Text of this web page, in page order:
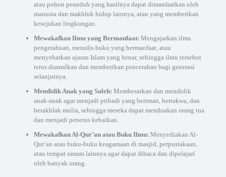
atau pohon peneduh yang hasilnya dapat dimanfaatkan oleh
manusia dan makhluk hidup lainnya, atau yang memberikan
kesejukan lingkungan.
Mewakafkan Ilmu yang Bermanfaat: Mengajarkan ilmu
pengetahuan, menulis buku yang bermanfaat, atau
menyebarkan ajaran Islam yang benar, sehingga ilmu tersebut
terus diamalkan dan memberikan pencerahan bagi generasi
selanjutnya.
Mendidik Anak yang Saleh: Membesarkan dan mendidik
anak-anak agar menjadi pribadi yang beriman, bertakwa, dan
berakhlak mulia, sehingga mereka dapat mendoakan orang tua
dan menjadi penerus kebaikan.
Mewakafkan Al-Qur’an atau Buku Ilmu: Menyediakan Al-
Qur’an atau buku-buku keagamaan di masjid, perpustakaan,
atau tempat umum lainnya agar dapat dibaca dan dipelajari
oleh banyak orang.